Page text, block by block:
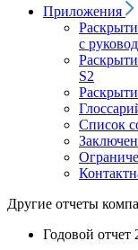
Приложения
с
S2
Список
Другие отчеты
Годовой отчет